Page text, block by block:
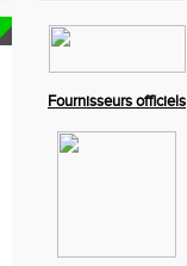
Fournisseurs officiels